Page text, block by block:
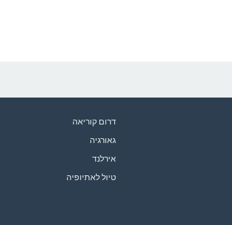
דרום קוריאה
גאורגיה
אירלנד
טיול לאתיופיה